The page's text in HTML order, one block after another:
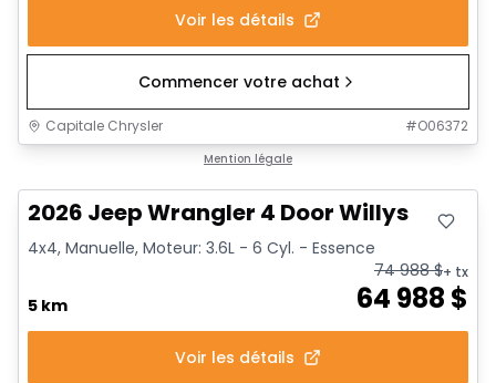
Voir les détails
Commencer votre achat
Capitale Chrysler #O06372
Mention légale
2026 Jeep Wrangler 4 Door Willys
4x4, Manuelle, Moteur: 3.6L - 6 Cyl. - Essence
5 km 64 988 $
74 988$+ tx
Voir les détails